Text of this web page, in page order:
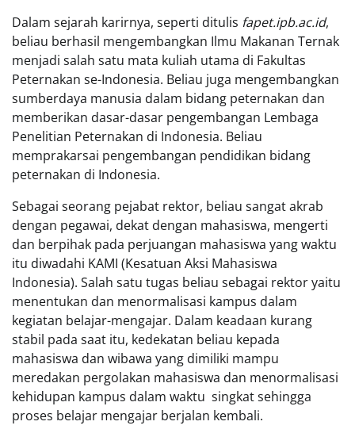
Dalam sejarah karirnya, seperti ditulis fapet.ipb.ac.id,
beliau berhasil mengembangkan Ilmu Makanan Ternak
menjadi salah satu mata kuliah utama di Fakultas
Peternakan se-Indonesia. Beliau juga mengembangkan
sumberdaya manusia dalam bidang peternakan dan
memberikan dasar-dasar pengembangan Lembaga
Penelitian Peternakan di Indonesia. Beliau
memprakarsai pengembangan pendidikan bidang
peternakan di Indonesia.
Sebagai seorang pejabat rektor, beliau sangat akrab
dengan pegawai, dekat dengan mahasiswa, mengerti
dan berpihak pada perjuangan mahasiswa yang waktu
itu diwadahi KAMI (Kesatuan Aksi Mahasiswa
Indonesia). Salah satu tugas beliau sebagai rektor yaitu
menentukan dan menormalisasi kampus dalam
kegiatan belajar-mengajar. Dalam keadaan kurang
stabil pada saat itu, kedekatan beliau kepada
mahasiswa dan wibawa yang dimiliki mampu
meredakan pergolakan mahasiswa dan menormalisasi
kehidupan kampus dalam waktu singkat sehingga
proses belajar mengajar berjalan kembali.